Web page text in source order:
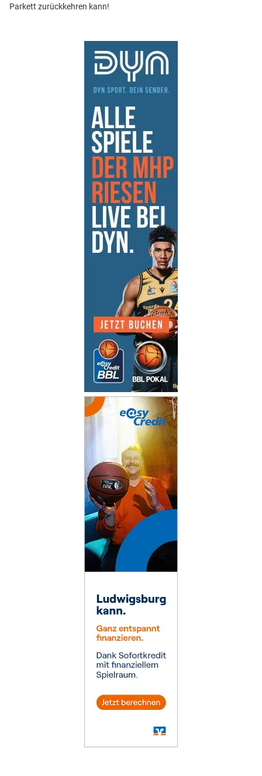
Parkett zurückkehren kann!